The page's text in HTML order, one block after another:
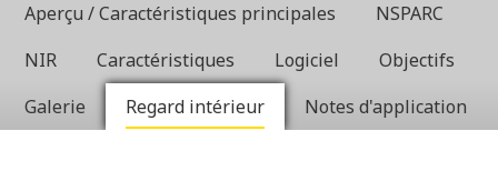
Aperçu / Caractéristiques principales
NSPARC
NIR
Caractéristiques Logiciel
Objectifs
Galerie
Regard intérieur Notes d'application